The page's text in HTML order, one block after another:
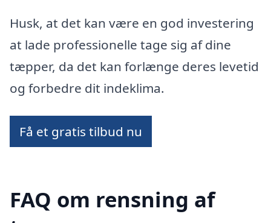
Husk, at det kan være en god investering
at lade professionelle tage sig af dine
tæpper, da det kan forlænge deres levetid
og forbedre dit indeklima.
Få et gratis tilbud nu
FAQ om rensning af